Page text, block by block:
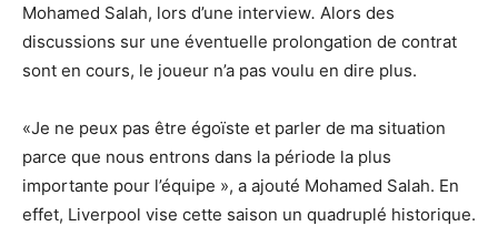
Mohamed Salah, lors d’une interview. Alors des
discussions sur une éventuelle prolongation de contrat
sont en cours, le joueur n’a pas voulu en dire plus.
«Je ne peux pas être égoïste et parler de ma situation
parce que nous entrons dans la période la plus
importante pour l’équipe », a ajouté Mohamed Salah. En
effet, Liverpool vise cette saison un quadruplé historique.